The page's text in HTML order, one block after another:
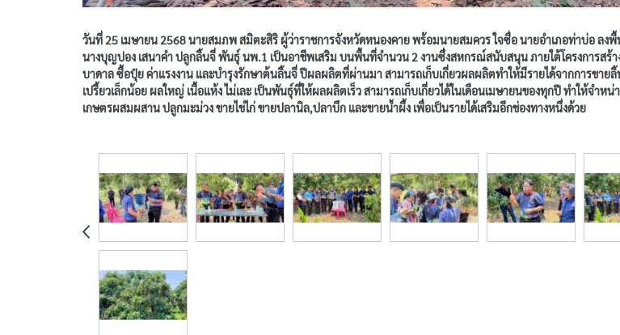
วันที่ 25 เมษายน 2568 นายสมภพ สมิตะสิริ ผู้ว่าราชการจังหวัดหนองคาย พร้อมนายสมควร ใจซื่อ นายอำเภอท่าบ่อ ล
นางบุญปอง เสนาคำ ปลูกลิ้นจี่ พันธุ์ นพ.1 เป็นอาชีพเสริม บนพื้นที่จำนวน 2 งานซึ่งสหกรณ์สนับสนุน ภายใต้โครงการสร้
บาดาล ซื้อปุ๋ย ค่าแรงงาน และบำรุงรักษาต้นลิ้นจี่ ปีผลผลิตที่ผ่านมา สามารถเก็บเกี่ยวผลผลิตทำให้มีรายได้จากการข
เปรี้ยวเล็กน้อย ผลใหญ่ เนื้อแห้ง ไม่เละ เป็นพันธุ์ที่ให้ผลผลิตเร็ว สามารถเก็บเกี่ยวได้ในเดือนเมษายนของทุกปี ทำให้จำ
เกษตรผสมผสาน ปลูกมะม่วง ขายไข่ไก่ ขายปลานิล,ปลาบึก และขายน้ำผึ้ง เพื่อเป็นรายได้เสริมอีกช่องทางหนึ่งด้วย